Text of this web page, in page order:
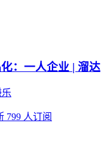
：一人企业 | 溜达
799 人订阅